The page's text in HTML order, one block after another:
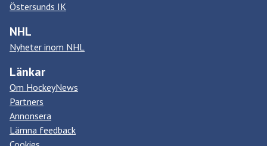
Östersunds IK
NHL
Nyheter inom NHL
Länkar
Om HockeyNews
Partners
Annonsera
Lämna feedback